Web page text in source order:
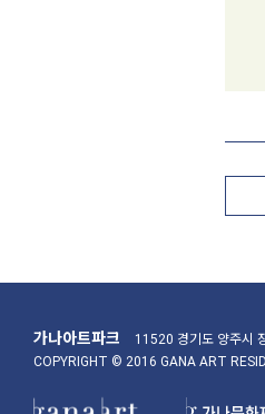
가나아트파크 11520 경기도 양주시
COPYRIGHT © 2016 GANA ART